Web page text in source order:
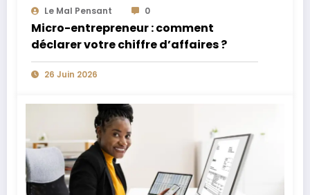
Le Mal Pensant 0
Micro-entrepreneur : comment
déclarer votre chiffre d’affaires ?
26 Juin 2026